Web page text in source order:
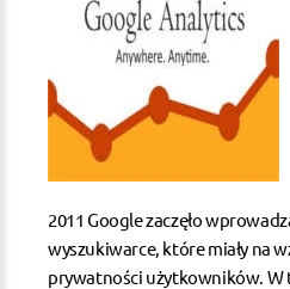
2011 Google zaczęło
wyszukiwarce, które miały na
prywatności użytkowników. W